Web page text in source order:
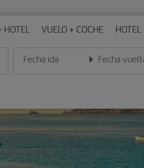
HOTEL VUELO + COCHE HOTEL
Fecha ida
Introduce la fecha en formato día/
Fecha
Introduce la